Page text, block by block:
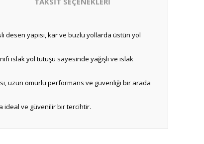
desen yapısı, kar ve buzlu yollarda üstün yol
ıslak yol tutuşu sayesinde yağışlı ve ıslak
uzun ömürlü performans ve güvenliği bir arada
ideal ve güvenilir bir tercihtir.